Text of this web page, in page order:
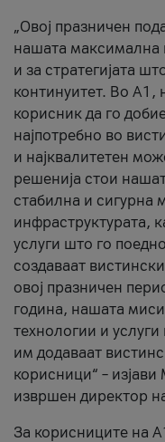
„Овој празничен
нашата максимална
и за стратегијата
континуитет. Во А1,
корисник да го
најпотребно во
и најквалитетен
решенија стои
стабилна и сигурна
инфраструктурата,
услуги што го
создаваат
овој празничен
година, нашата
технологии и
им додаваат
корисници“ –
извршен директор
За корисниците на